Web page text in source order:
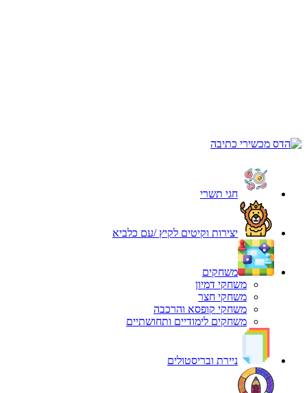
חגי תשרי
יצירות וקיטים לקיץ /עם כלביא
משחקים
משחקי דמיון
משחקי חצר
משחקי קופסא והרכבה
משחקים לימודיים ותחושתיים
ניירת ובריסטולים